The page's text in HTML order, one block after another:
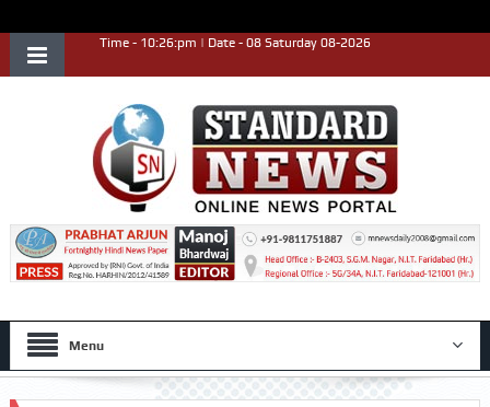
Time - 10:26:pm | Date - 08 Saturday 08-2026
Menu